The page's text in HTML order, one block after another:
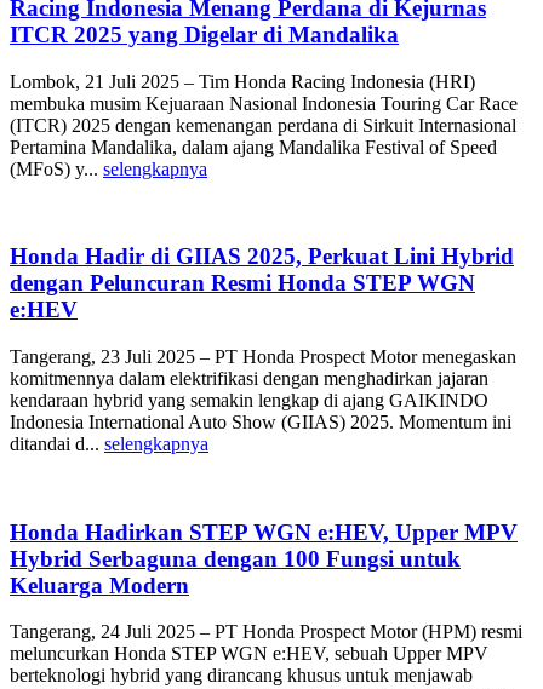
Racing Indonesia Menang Perdana di Kejurnas
ITCR 2025 yang Digelar di Mandalika
Lombok, 21 Juli 2025 – Tim Honda Racing Indonesia (HRI)
membuka musim Kejuaraan Nasional Indonesia Touring Car Race
(ITCR) 2025 dengan kemenangan perdana di Sirkuit Internasional
Pertamina Mandalika, dalam ajang Mandalika Festival of Speed
(MFoS) y... selengkapnya
Honda Hadir di GIIAS 2025, Perkuat Lini Hybrid
dengan Peluncuran Resmi Honda STEP WGN
e:HEV
Tangerang, 23 Juli 2025 – PT Honda Prospect Motor menegaskan
komitmennya dalam elektrifikasi dengan menghadirkan jajaran
kendaraan hybrid yang semakin lengkap di ajang GAIKINDO
Indonesia International Auto Show (GIIAS) 2025. Momentum ini
ditandai d... selengkapnya
Honda Hadirkan STEP WGN e:HEV, Upper MPV
Hybrid Serbaguna dengan 100 Fungsi untuk
Keluarga Modern
Tangerang, 24 Juli 2025 – PT Honda Prospect Motor (HPM) resmi
meluncurkan Honda STEP WGN e:HEV, sebuah Upper MPV
berteknologi hybrid yang dirancang khusus untuk menjawab